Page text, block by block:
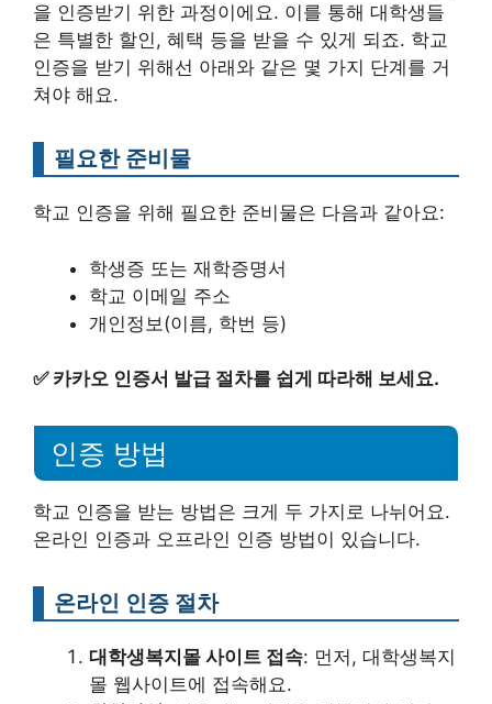
을 인증받기 위한 과정이에요. 이를 통해 대학생들
은 특별한 할인, 혜택 등을 받을 수 있게 되죠. 학교
인증을 받기 위해선 아래와 같은 몇 가지 단계를 거
쳐야 해요.
필요한 준비물
학교 인증을 위해 필요한 준비물은 다음과 같아요:
학생증 또는 재학증명서
학교 이메일 주소
개인정보(이름, 학번 등)
✅ 카카오 인증서 발급 절차를 쉽게 따라해 보세요.
인증 방법
학교 인증을 받는 방법은 크게 두 가지로 나뉘어요.
온라인 인증과 오프라인 인증 방법이 있습니다.
온라인 인증 절차
대학생복지몰 사이트 접속: 먼저, 대학생복지
몰 웹사이트에 접속해요.